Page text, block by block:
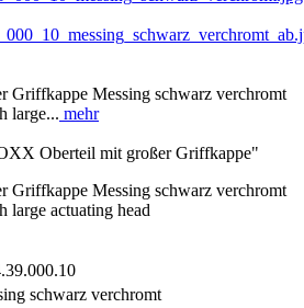
Messing schwarz verchromt
large... mehr
Oberteil mit großer Griffkappe"
Messing schwarz verchromt
actuating head
schwarz verchromt